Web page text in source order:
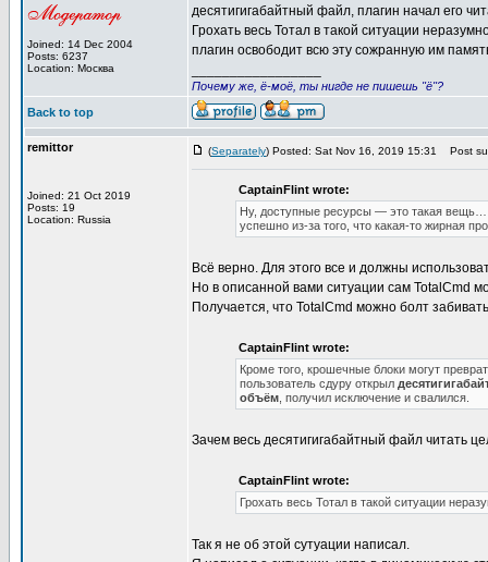
Joined: 14 Dec 2004
Posts: 6237
Location: Москва
десятигигабайтный файл, плагин начал его
Грохать весь Тотал в такой ситуации
плагин освободит всю эту сожранную им
Почему же, ё-моё, ты нигде не пишешь "ё"?
Back to top
remittor
Joined: 21 Oct 2019
Posts: 19
Location: Russia
(Separately) Posted: Sat Nov 16, 2019 15:31 Post
CaptainFlint wrote:
Ну, доступные ресурсы — это такая вещь…
успешно из-за того, что какая-то жирная
Всё верно. Для этого все и должны
Но в описанной вами ситуации сам TotalCmd
Получается, что TotalCmd можно болт
CaptainFlint wrote:
Кроме того, крошечные блоки могут
пользователь сдуру открыл
объём , получил исключение и свалился.
Зачем весь десятигигабайтный файл читать
CaptainFlint wrote:
Грохать весь Тотал в такой ситуации
Так я не об этой сутуации написал.